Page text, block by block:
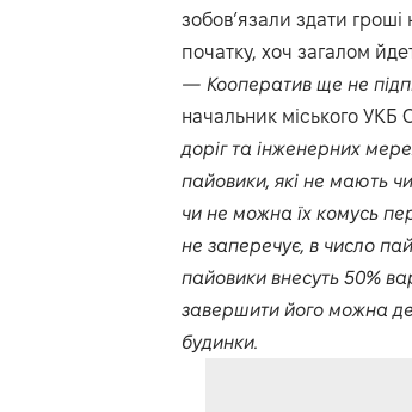
зобов’язали здати
початку, хоч загалом
— Кооператив ще не
начальник міського УКБ
доріг та інженерних
пайовики, які не мають
чи не можна їх комусь
не заперечує, в число
пайовики внесуть 50%
завершити його можна
будинки.